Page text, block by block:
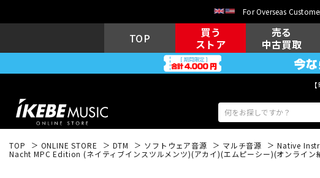
For Overseas
TOP
買う
ストア
売る
中古買取
TOP ONLINE STORE DTM ソフトウェア音源 マルチ音源 Native
Nacht MPC Edition (ネイティブインスツルメンツ)(アカイ)(エムピーシー)(オンライン